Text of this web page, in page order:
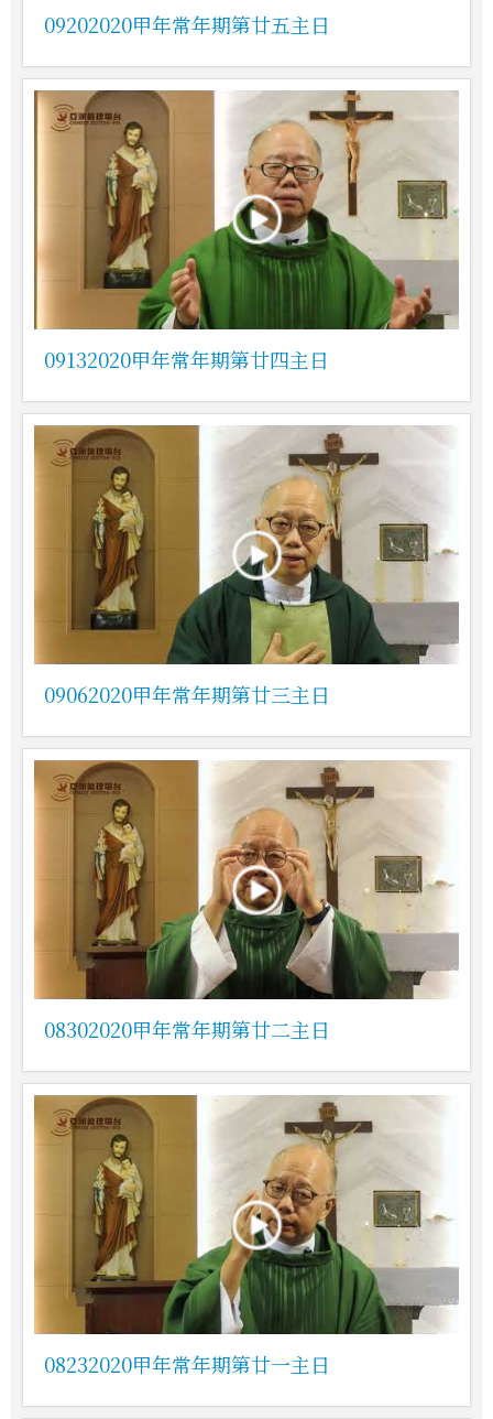
09202020甲年常年期第廿五主日
09132020甲年常年期第廿四主日
09062020甲年常年期第廿三主日
08302020甲年常年期第廿二主日
08232020甲年常年期第廿一主日